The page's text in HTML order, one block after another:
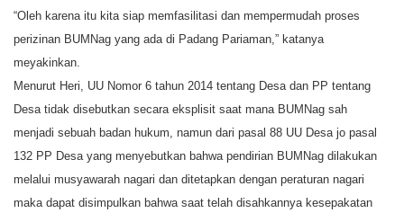
“Oleh karena itu kita siap memfasilitasi dan mempermudah proses
perizinan BUMNag yang ada di Padang Pariaman,” katanya
meyakinkan.
Menurut Heri, UU Nomor 6 tahun 2014 tentang Desa dan PP tentang
Desa tidak disebutkan secara eksplisit saat mana BUMNag sah
menjadi sebuah badan hukum, namun dari pasal 88 UU Desa jo pasal
132 PP Desa yang menyebutkan bahwa pendirian BUMNag dilakukan
melalui musyawarah nagari dan ditetapkan dengan peraturan nagari
maka dapat disimpulkan bahwa saat telah disahkannya kesepakatan